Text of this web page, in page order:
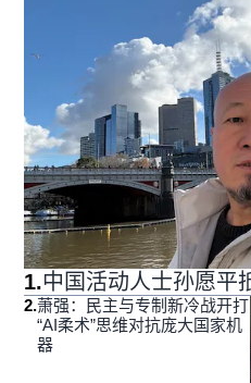
1.中国活动人士孙愿平
2.萧强：民主与专制新冷战开打
“AI柔术”思维对抗庞大国家机
器